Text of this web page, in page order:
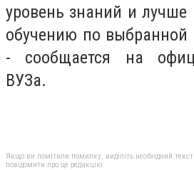
уровень знаний и лучше
обучению по выбранной
- сообщается на
ВУЗа.
Якщо ви помітили помилку, виділіть необхідний
повідомити про це редакцію